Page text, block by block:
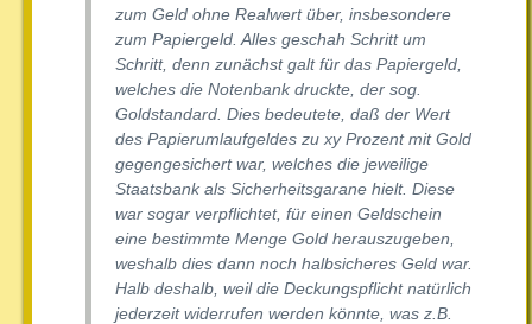
zum Geld ohne Realwert über, insbesondere
zum Papiergeld. Alles geschah Schritt um
Schritt, denn zunächst galt für das Papiergeld,
welches die Notenbank druckte, der sog.
Goldstandard. Dies bedeutete, daß der Wert
des Papierumlaufgeldes zu xy Prozent mit Gold
gegengesichert war, welches die jeweilige
Staatsbank als Sicherheitsgarane hielt. Diese
war sogar verpflichtet, für einen Geldschein
eine bestimmte Menge Gold herauszugeben,
weshalb dies dann noch halbsicheres Geld war.
Halb deshalb, weil die Deckungspflicht natürlich
jederzeit widerrufen werden könnte, was z.B.